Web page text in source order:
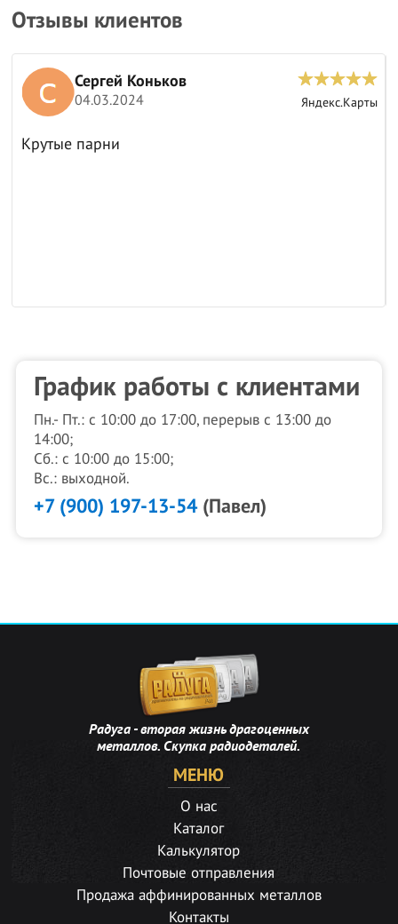
Отзывы клиентов
Сергей Коньков
04.03.2024 Яндекс.Карты
Крутые парни
График работы с клиентами
Пн.- Пт.: с 10:00 до 17:00, перерыв с 13:00 до
14:00;
Сб.: с 10:00 до 15:00;
Вс.: выходной.
+7 (900) 197-13-54(Павел)
Радуга - вторая жизнь драгоценных
металлов. Скупка радиодеталей.
МЕНЮ
О нас
Каталог
Калькулятор
Почтовые отправления
Продажа аффинированных металлов
Контакты